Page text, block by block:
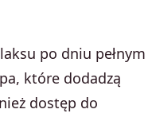
po dniu pełnym
które dodadzą
dostęp do